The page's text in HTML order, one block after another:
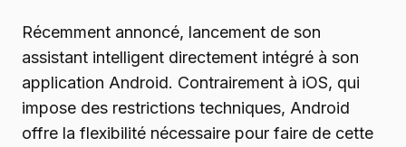
Récemment annoncé, lancement de son
assistant intelligent directement intégré à son
application Android. Contrairement à iOS, qui
impose des restrictions techniques, Android
offre la flexibilité nécessaire pour faire de cette